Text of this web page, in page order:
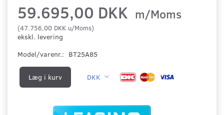
59.695,00 DKK m/Moms
(47.756,00 DKK u/Moms)
ekskl. levering
Model/varenr.: BT25A85
Læg i kurv DKK